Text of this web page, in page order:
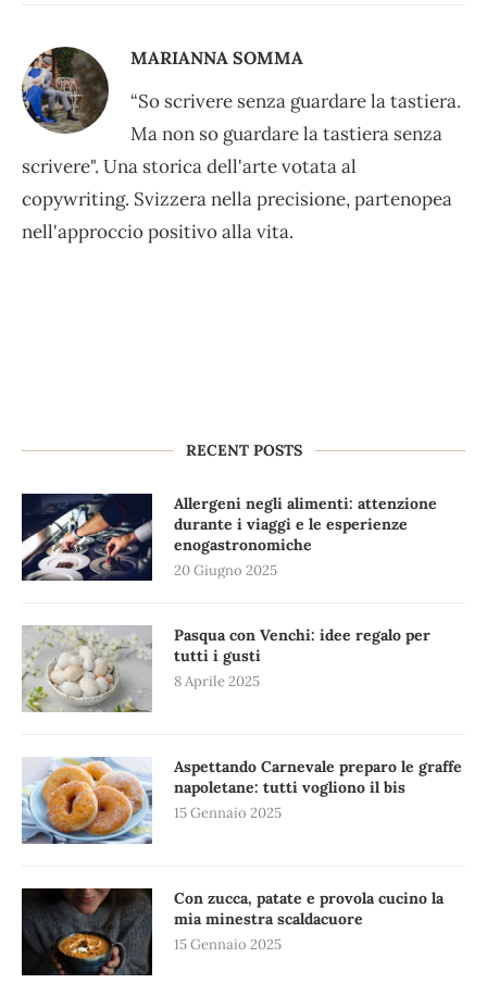
MARIANNA SOMMA
“So scrivere senza guardare la tastiera.
Ma non so guardare la tastiera senza
scrivere". Una storica dell'arte votata al
copywriting. Svizzera nella precisione, partenopea
nell'approccio positivo alla vita.
RECENT POSTS
Allergeni negli alimenti: attenzione
durante i viaggi e le esperienze
enogastronomiche
20 Giugno 2025
Pasqua con Venchi: idee regalo per
tutti i gusti
8 Aprile 2025
Aspettando Carnevale preparo le graffe
napoletane: tutti vogliono il bis
15 Gennaio 2025
Con zucca, patate e provola cucino la
mia minestra scaldacuore
15 Gennaio 2025